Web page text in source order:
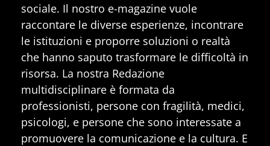
sociale. Il nostro e-magazine vuole
raccontare le diverse esperienze, incontrare
le istituzioni e proporre soluzioni o realtà
che hanno saputo trasformare le difficoltà in
risorsa. La nostra Redazione
multidisciplinare è formata da
professionisti, persone con fragilità, medici,
psicologi, e persone che sono interessate a
promuovere la comunicazione e la cultura. E